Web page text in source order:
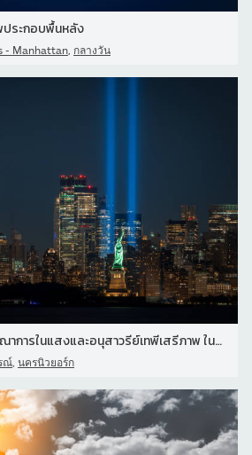
ประกอบพื้นหลัง
- Manhattan, กลางวัน
เวิลด์เทรดเซ็นเตอร์ บรรณาการในแสงและอนุสาวรีย์เทพีเสรีภาพ ในวันที่
ณ์, นครนิวยอร์ก